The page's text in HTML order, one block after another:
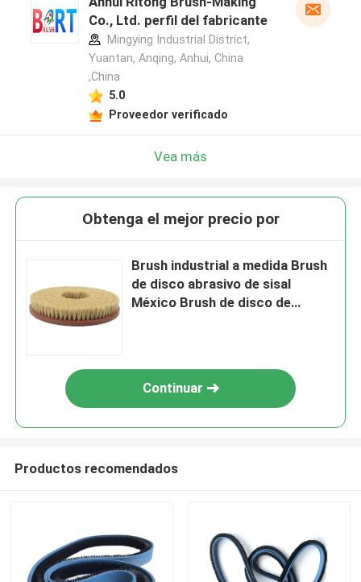
Co., Ltd. perfil del fabricante
Mingying Industrial District,
Yuantan, Anqing, Anhui, China
,China
5.0
Proveedor verificado
Vea más
Obtenga el mejor precio por
Brush industrial a medida Brush
de disco abrasivo de sisal
México Brush de disco de
Continuar
Productos recomendados